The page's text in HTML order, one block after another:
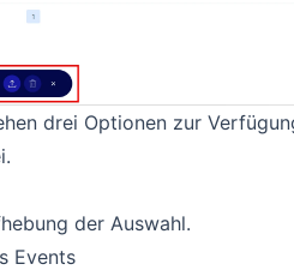
drei Optionen zur
der Auswahl.
Events